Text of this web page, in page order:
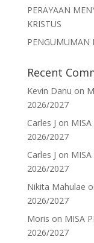
PERAYAAN
KRISTUS
PENGUMUMAN
Recent
Kevin Danu on
2026/2027
Carles J on
2026/2027
Carles J on
2026/2027
Nikita Mahulae
2026/2027
Moris on MISA
2026/2027